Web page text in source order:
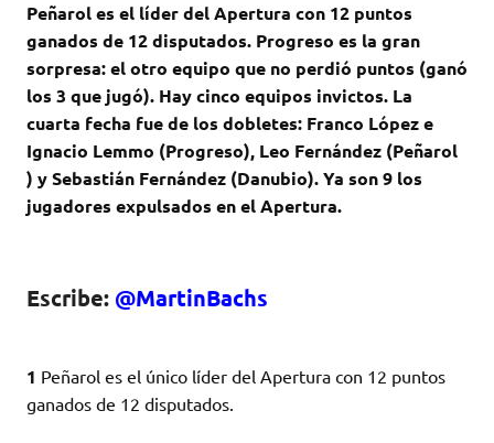
it
te
r
at
s
A
p
p
e
b
o
o
k
m
p
ar
ti
r
Peñarol es el líder del Apertura con 12 puntos
ganados de 12 disputados. Progreso es la gran
sorpresa: el otro equipo que no perdió puntos (ganó
los 3 que jugó). Hay cinco equipos invictos. La
cuarta fecha fue de los dobletes: Franco López e
Ignacio Lemmo (Progreso), Leo Fernández (Peñarol
) y Sebastián Fernández (Danubio). Ya son 9 los
jugadores expulsados en el Apertura.
Escribe: @MartinBachs
1 Peñarol es el único líder del Apertura con 12 puntos
ganados de 12 disputados.